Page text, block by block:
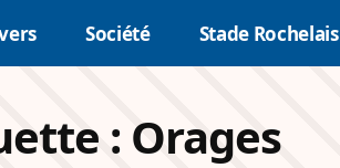
Société Stade Rochelais
:Orages